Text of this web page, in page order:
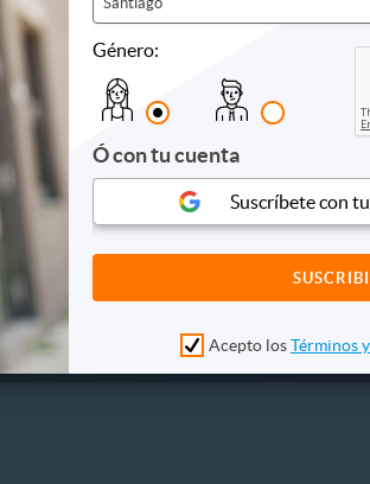
71%
$18.990
P. NORMAL
$65.000
Género:
Ó con tu cuenta
Suscríbete con
Acepto losTérminos